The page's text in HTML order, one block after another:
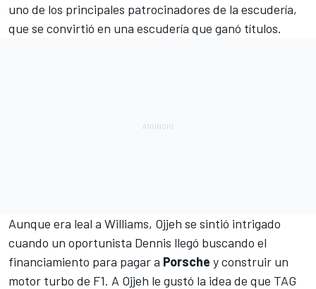
uno de los principales patrocinadores de la escudería,
que se convirtió en una escudería que ganó títulos.
Aunque era leal a Williams, Ojjeh se sintió intrigado
cuando un oportunista Dennis llegó buscando el
financiamiento para pagar a Porsche y construir un
motor turbo de F1. A Ojjeh le gustó la idea de que TAG